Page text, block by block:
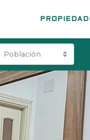
Población